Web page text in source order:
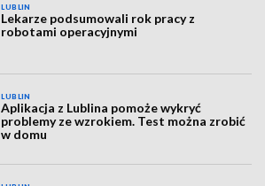
LUBLIN
Lekarze podsumowali rok pracy z
robotami operacyjnymi
LUBLIN
Aplikacja z Lublina pomoże wykryć
problemy ze wzrokiem. Test można zrobić
w domu